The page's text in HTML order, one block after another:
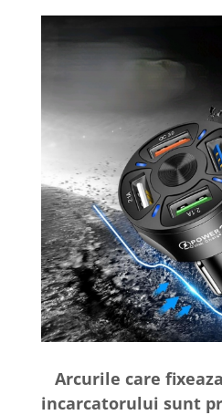
Arcurile care
incarcatorului sunt